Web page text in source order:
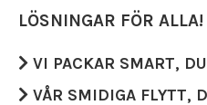
LÖSNINGAR FÖR ALLA!
VI PACKAR SMART,
VÅR SMIDIGA FLYTT,